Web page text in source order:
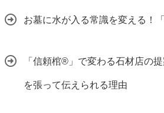
お墓に水が入る常識を変える！
「信頼棺®」で変わる石材店の
を張って伝えられる理由